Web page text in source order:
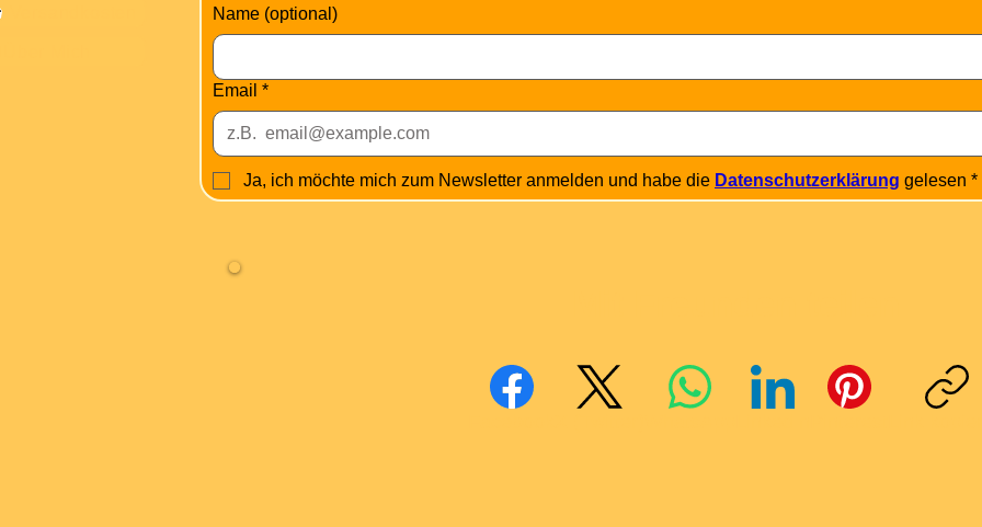
Name (optional)
Email *
Ja, ich möchte mich zum Newsletter anmelden und habe die Datenschutzerklärung gelesen *